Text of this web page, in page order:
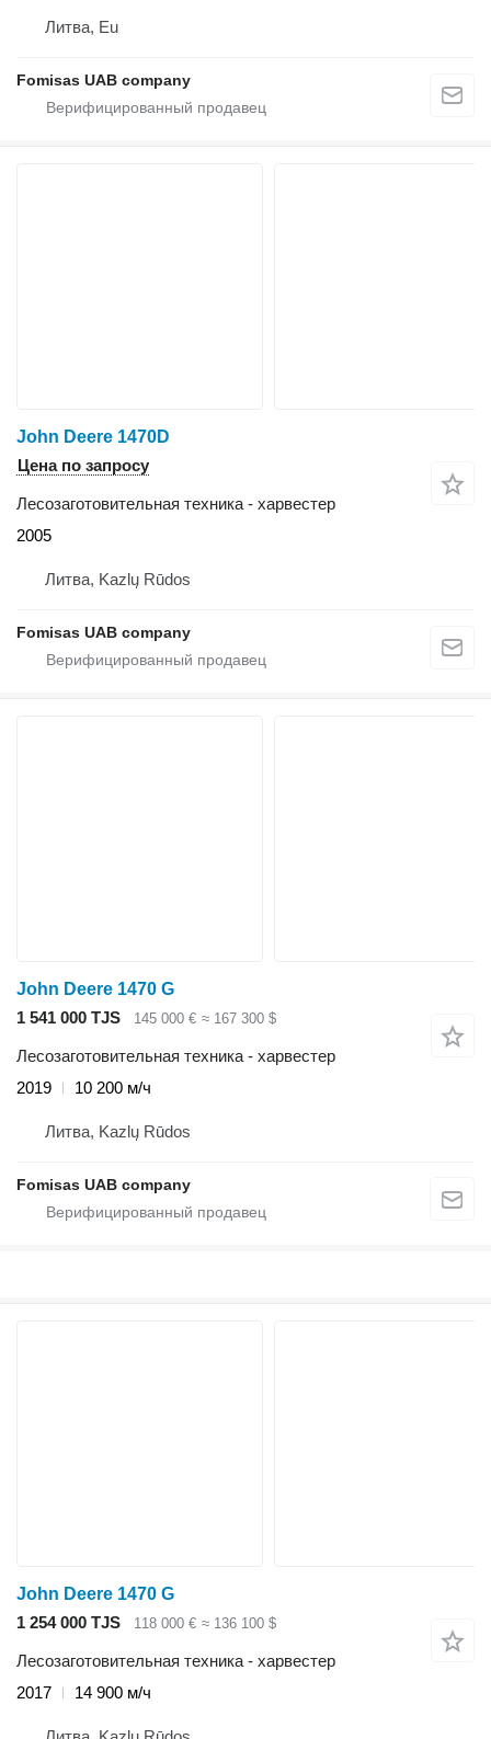
Литва, Eu
Fomisas UAB company
John Deere 1470D
Цена по запросу
Лесозаготовительная техника - харвестер
2005
Литва, Kazlų Rūdos
Fomisas UAB company
John Deere 1470 G
1 541 000 TJS
145 000 € ≈ 167 300 $
Лесозаготовительная техника - харвестер
2019
10 200 м/ч
Литва, Kazlų Rūdos
Fomisas UAB company
John Deere 1470 G
1 254 000 TJS
118 000 € ≈ 136 100 $
Лесозаготовительная техника - харвестер
2017
14 900 м/ч